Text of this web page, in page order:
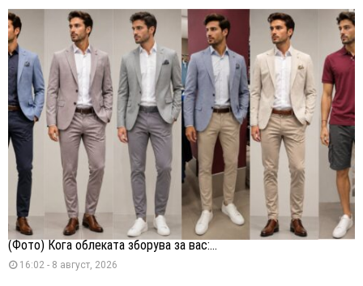
(Фото) Кога облеката зборува за вас:...
16:02 - 8 август, 2026